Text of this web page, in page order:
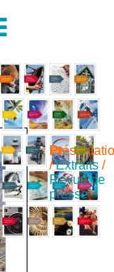
/Extraits /
Revue de
presse